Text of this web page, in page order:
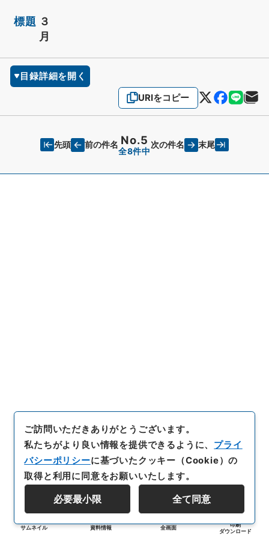
標題 ３
月
目録詳細を開く
URIをコピー
先頭 前の件名 No.5
全8件中
次の件名 末尾
サムネイル 資料情報 全画面
印刷
ダウンロード
ご訪問いただきありがとうございます。
私たちがより良い情報を提供できるように、 プライ
バシーポリシーに基づいたクッキー（Cookie）の
取得と利用に同意をお願いいたします。
必要最小限 全て同意